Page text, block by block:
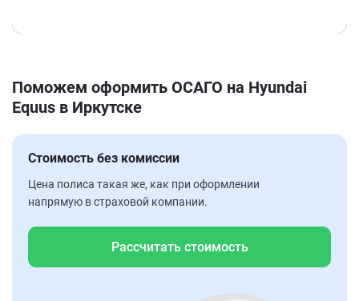
Поможем оформить ОСАГО на Hyundai
Equus в Иркутске
Стоимость без комиссии
Цена полиса такая же, как при оформлении
напрямую в страховой компании.
Рассчитать стоимость